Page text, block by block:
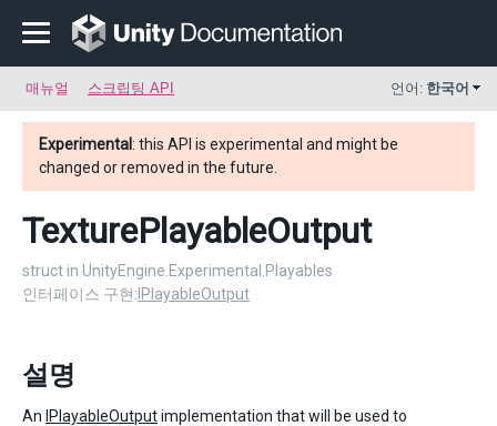
매뉴얼 스크립팅 API 언어: 한국어
Experimental: this API is experimental and might be
changed or removed in the future.
TexturePlayableOutput
struct in UnityEngine.Experimental.Playables
인터페이스 구현: IPlayableOutput
설명
An IPlayableOutputimplementation that will be used to